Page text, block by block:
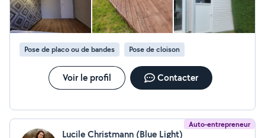
Pose de placo ou de bandes Pose de cloison
Voir le profil Contacter
Auto-entrepreneur
Lucile Christmann (Blue Light)